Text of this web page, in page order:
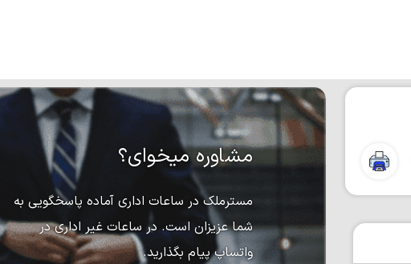
مشاوره میخوای؟
مسترملک در ساعات اداری آماده پاسخگویی به
شما عزیزان است. در ساعات غیر اداری در
واتساپ پیام بگذارید.